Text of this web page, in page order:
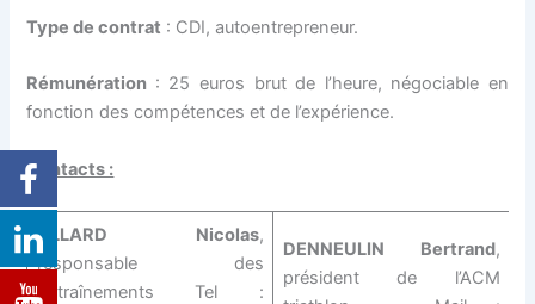
Type de contrat : CDI, autoentrepreneur.
Rémunération : 25 euros brut de l’heure, négociable en
fonction des compétences et de l’expérience.
Contacts :
ALLARD Nicolas,
responsable des
entraînements Tel :
DENNEULIN Bertrand,
président de l’ACM